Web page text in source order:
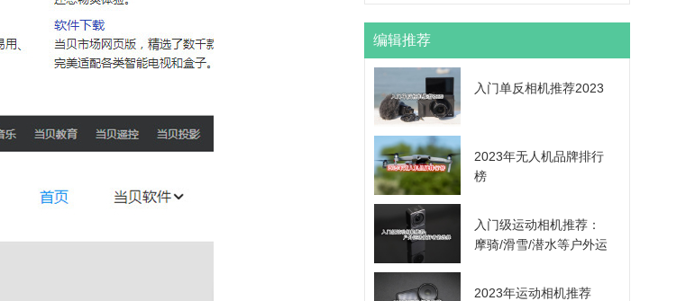
编辑推荐
入门单反相机推荐2023
2023年无人机品牌排行
榜
入门级运动相机推荐：
摩骑/滑雪/潜水等户外运
2023年运动相机推荐